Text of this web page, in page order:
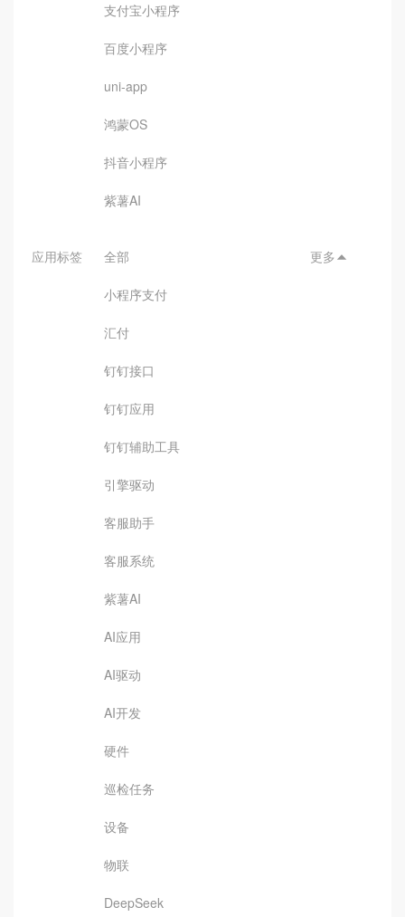
支付宝小程序
百度小程序
uni-app
鸿蒙OS
抖音小程序
紫薯AI
应用标签 全部
小程序支付
汇付
钉钉接口
钉钉应用
钉钉辅助工具
引擎驱动
客服助手
客服系统
紫薯AI
AI应用
AI驱动
AI开发
硬件
巡检任务
设备
物联
DeepSeek
更多 